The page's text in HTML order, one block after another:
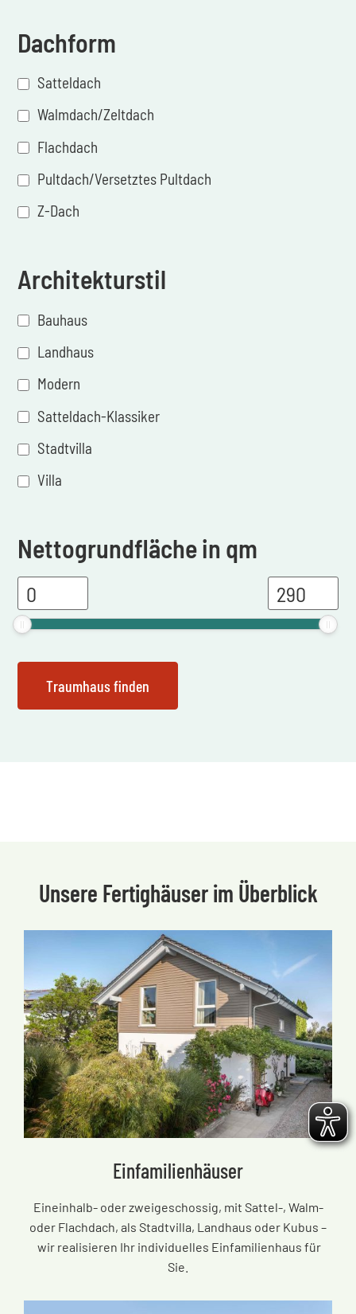
Dachform
Satteldach
Walmdach/Zeltdach
Flachdach
Pultdach/Versetztes Pultdach
Z-Dach
Architekturstil
Bauhaus
Landhaus
Modern
Satteldach-Klassiker
Stadtvilla
Villa
Nettogrundfläche in qm
Unsere Fertighäuser im Überblick
Einfamilienhäuser
Eineinhalb- oder zweigeschossig, mit Sattel-, Walm-
oder Flachdach, als Stadtvilla, Landhaus oder Kubus –
wir realisieren Ihr individuelles Einfamilienhaus für
Sie.